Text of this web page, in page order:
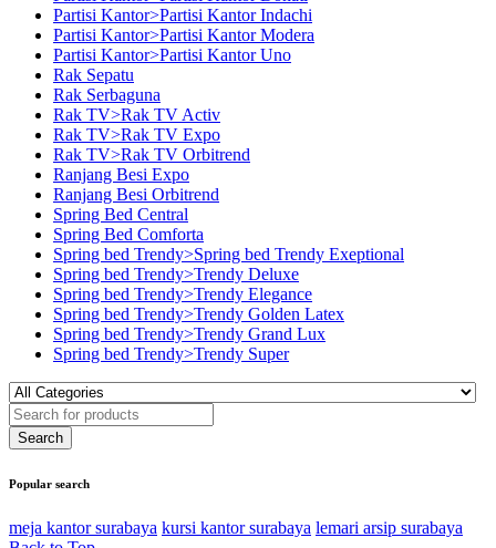
Partisi Kantor>Partisi Kantor Indachi
Partisi Kantor>Partisi Kantor Modera
Partisi Kantor>Partisi Kantor Uno
Rak Sepatu
Rak Serbaguna
Rak TV>Rak TV Activ
Rak TV>Rak TV Expo
Rak TV>Rak TV Orbitrend
Ranjang Besi Expo
Ranjang Besi Orbitrend
Spring Bed Central
Spring Bed Comforta
Spring bed Trendy>Spring bed Trendy Exeptional
Spring bed Trendy>Trendy Deluxe
Spring bed Trendy>Trendy Elegance
Spring bed Trendy>Trendy Golden Latex
Spring bed Trendy>Trendy Grand Lux
Spring bed Trendy>Trendy Super
Popular search
meja kantor surabaya kursi kantor surabaya lemari arsip surabaya